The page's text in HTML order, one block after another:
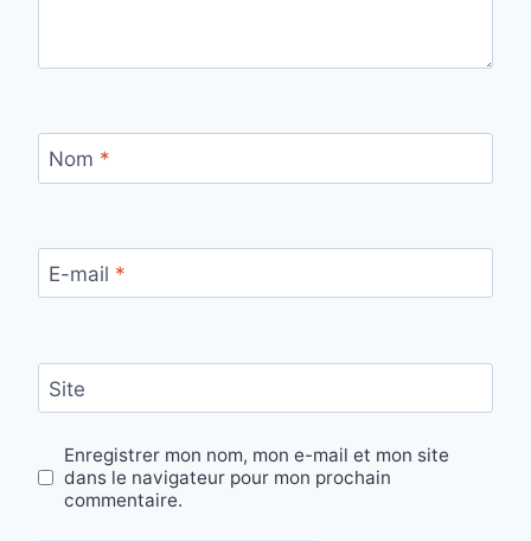
Nom *
E-mail *
Site
Enregistrer mon nom, mon e-mail et mon site
dans le navigateur pour mon prochain
commentaire.